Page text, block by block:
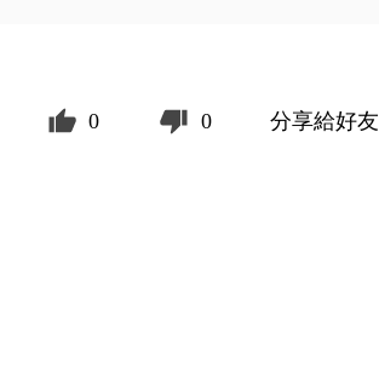
0 0 分享給好友